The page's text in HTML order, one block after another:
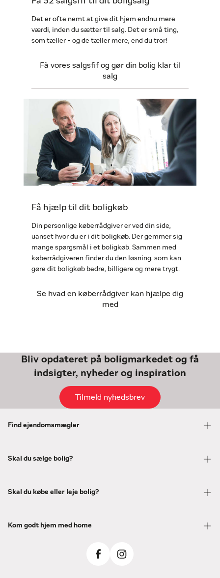
Det er ofte nemt at give dit hjem endnu mere
værdi, inden du sætter til salg. Det er små ting,
som tæller - og de tæller mere, end du tror!
Få vores salgsfif og gør din bolig klar til
salg
Få hjælp til dit boligkøb
Din personlige køberrådgiver er ved din side,
uanset hvor du er i dit boligkøb. Der gemmer sig
mange spørgsmål i et boligkøb. Sammen med
køberrådgiveren finder du den løsning, som kan
gøre dit boligkøb bedre, billigere og mere trygt.
Se hvad en køberrådgiver kan hjælpe dig
med
Bliv opdateret på boligmarkedet og få
indsigter, nyheder og inspiration
Tilmeld nyhedsbrev
Find ejendomsmægler
Skal du sælge bolig?
Skal du købe eller leje bolig?
Kom godt hjem med home